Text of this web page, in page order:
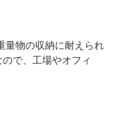
量物の収納に耐えられ
ので、工場やオフィ